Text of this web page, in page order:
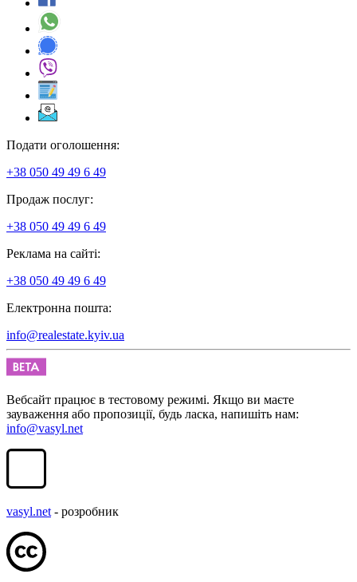
Подати оголошення:
+38 050 49 49 6 49
Продаж послуг:
+38 050 49 49 6 49
Реклама на сайті:
+38 050 49 49 6 49
Електронна пошта:
info@realestate.kyiv.ua
Вебсайт працює в тестовому режимі. Якщо ви маєте
зауваження або пропозиції, будь ласка, напишіть нам:
info@vasyl.net
vasyl.net - розробник